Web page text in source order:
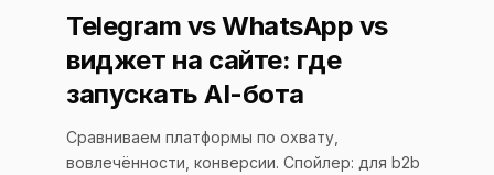
Telegram vs WhatsApp vs
виджет на сайте: где
запускать AI-бота
Сравниваем платформы по охвату,
вовлечённости, конверсии. Спойлер: для b2b